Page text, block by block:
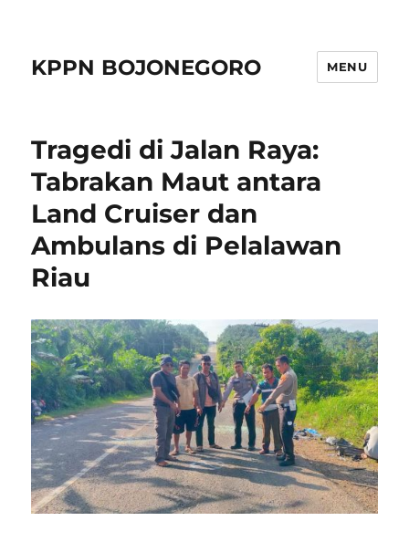
KPPN BOJONEGORO MENU
Tragedi di Jalan Raya:
Tabrakan Maut antara
Land Cruiser dan
Ambulans di Pelalawan
Riau